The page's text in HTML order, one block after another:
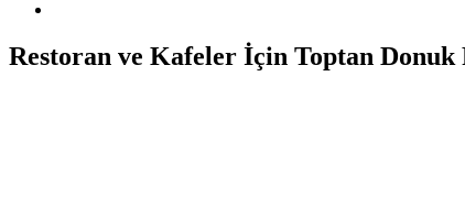
Restoran ve Kafeler İçin Toptan Donuk